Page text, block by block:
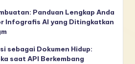
Panduan Lengkap Anda
Infografis AI yang Ditingkatkan
sebagai Dokumen Hidup:
saat API Berkembang